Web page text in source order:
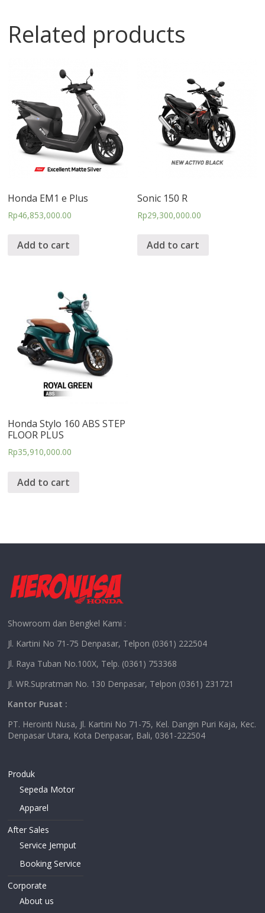
Related products
Honda EM1 e Plus
Rp46,853,000.00
Add to cart
Sonic 150 R
Rp29,300,000.00
Add to cart
Honda Stylo 160 ABS STEP
FLOOR PLUS
Rp35,910,000.00
Add to cart
Showroom dan Bengkel Kami :
Jl. Kartini No 71-75 Denpasar, Telpon (0361) 222504
Jl. Raya Tuban No.100X, Telp. (0361) 753368
Jl. WR.Supratman No. 130 Denpasar, Telpon (0361) 231721
Kantor Pusat :
PT. Herointi Nusa, Jl. Kartini No 71-75, Kel. Dangin Puri Kaja, Kec.
Denpasar Utara, Kota Denpasar, Bali, 0361-222504
Produk
Sepeda Motor
Apparel
After Sales
Service Jemput
Booking Service
Corporate
About us